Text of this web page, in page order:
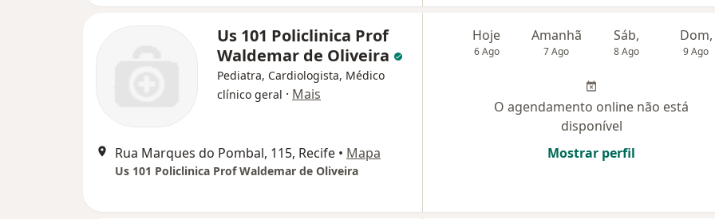
Us 101 Policlinica Prof
Waldemar de Oliveira
Pediatra, Cardiologista, Médico
clínico geral · Mais
Rua Marques do Pombal, 115, Recife • Mapa
Us 101 Policlinica Prof Waldemar de Oliveira
Hoje
6 Ago
Amanhã
7 Ago
Sáb,
8 Ago
Dom,
9 Ago
O agendamento online não está
disponível
Mostrar perfil